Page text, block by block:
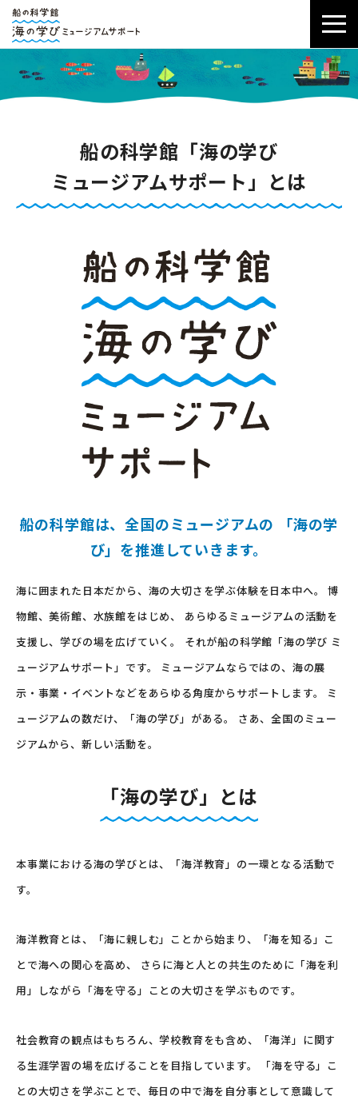
船の科学館「海の学び
ミュージアムサポート」とは
船の科学館は、全国のミュージアムの 「海の学
び」を推進していきます。
海に囲まれた日本だから、海の大切さを学ぶ体験を日本中へ。
博
物館、美術館、水族館をはじめ、 あらゆるミュージアムの活動を
支援し、学びの場を広げていく。
それが船の科学館「海の学び ミ
ュージアムサポート」です。
ミュージアムならではの、海の展
示・事業・イベントなどをあらゆる角度からサポートします。 ミ
ュージアムの数だけ、「海の学び」がある。
さあ、全国のミュー
ジアムから、新しい活動を。
「海の学び」とは
本事業における海の学びとは、「海洋教育」の一環となる活動で
す。
海洋教育とは、「海に親しむ」ことから始まり、「海を知る」こ
とで海への関心を高め、
さらに海と人との共生のために「海を利
用」しながら「海を守る」ことの大切さを学ぶものです。
社会教育の観点はもちろん、学校教育をも含め、「海洋」に関す
る生涯学習の場を広げることを目指しています。
「海を守る」こ
との大切さを学ぶことで、毎日の中で海を自分事として意識して